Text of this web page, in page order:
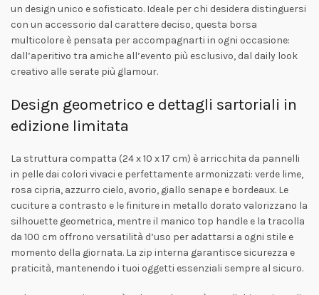
un design unico e sofisticato. Ideale per chi desidera distinguersi
con un accessorio dal carattere deciso, questa borsa
multicolore è pensata per accompagnarti in ogni occasione:
dall’aperitivo tra amiche all’evento più esclusivo, dal daily look
creativo alle serate più glamour.
Design geometrico e dettagli sartoriali in
edizione limitata
La struttura compatta (24 x 10 x 17 cm) è arricchita da pannelli
in pelle dai colori vivaci e perfettamente armonizzati: verde lime,
rosa cipria, azzurro cielo, avorio, giallo senape e bordeaux. Le
cuciture a contrasto e le finiture in metallo dorato valorizzano la
silhouette geometrica, mentre il manico top handle e la tracolla
da 100 cm offrono versatilità d’uso per adattarsi a ogni stile e
momento della giornata. La zip interna garantisce sicurezza e
praticità, mantenendo i tuoi oggetti essenziali sempre al sicuro.